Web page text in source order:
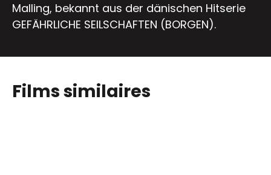
Malling, bekannt aus der dänischen Hitserie
GEFÄHRLICHE SEILSCHAFTEN (BORGEN).
Films similaires